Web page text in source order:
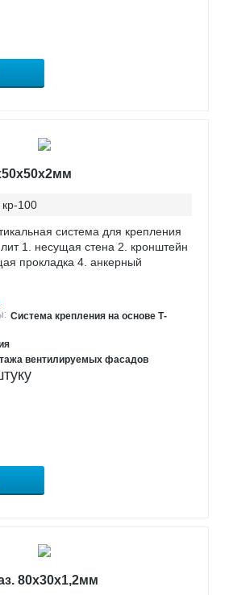
кр-100
система для крепления
1. несущая стена 2. кронштейн
прокладка 4. анкерный
Система крепления на основе Т-
вентилируемых фасадов
80х30х1,2мм